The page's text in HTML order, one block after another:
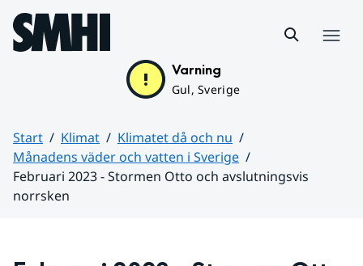
Hoppa till sidans innehåll
Varning
Gul, Sverige
Start Klimat
Klimatet då och nu
Månadens väder och vatten i Sverige
Februari 2023 - Stormen Otto och avslutningsvis
norrsken